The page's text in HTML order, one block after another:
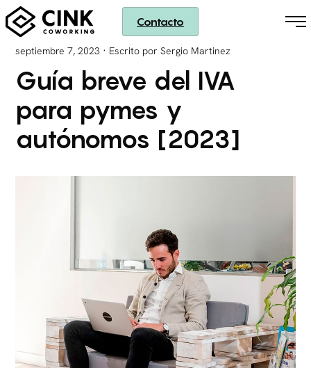
Contacto
septiembre 7, 2023 · Escrito por Sergio Martinez
Guía breve del IVA
para pymes y
autónomos [2023]